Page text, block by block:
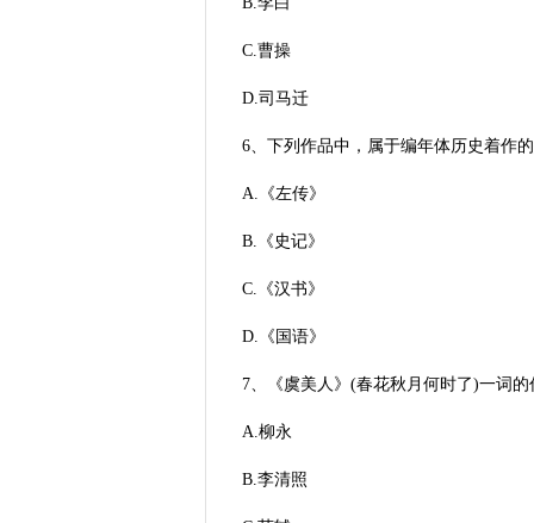
C.曹操
D.司马迁
6、下列作品中，属于编年体历史着作
A.《左传》
B.《史记》
C.《汉书》
D.《国语》
7、《虞美人》(春花秋月何时了)一词的
A.柳永
B.李清照